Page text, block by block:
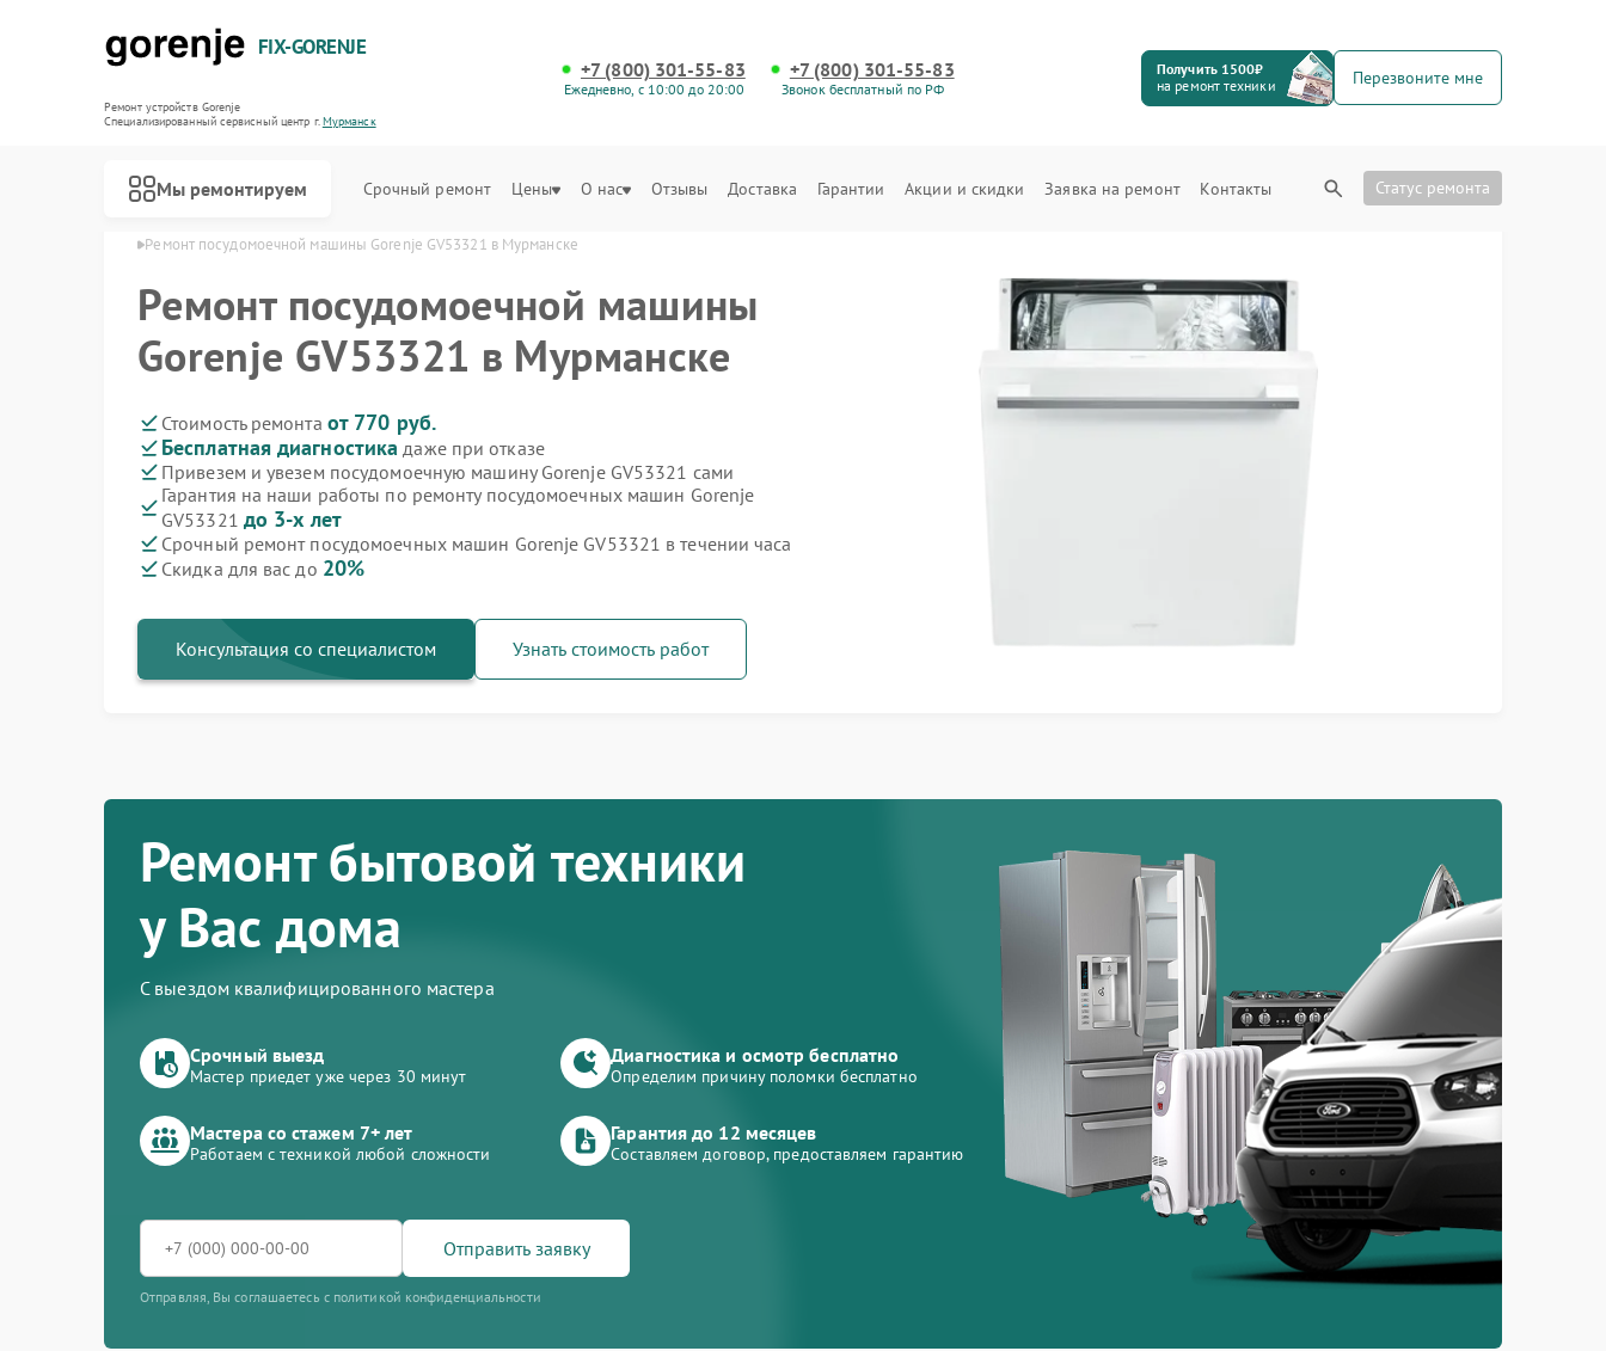
FIX-GORENJE
Ремонт устройств Gorenje
Специализированный cервисный центр г.Мурманск
+7 (800) 301-55-83
Ежедневно, с 10:00 до 20:00
+7 (800) 301-55-83
Звонок бесплатный по РФ
Получить 1500₽
на ремонт техники
Перезвоните мне
Мы ремонтируем Срочный ремонт Цены О нас Отзывы Доставка Гарантии Акции и скидки Заявка на ремонт Контакты Статус ремонта
в Мурманске Ремонт посудомоечной машины Gorenje GV53321 в Мурманске
Ремонт посудомоечной машины
Gorenje GV53321 в Мурманске
Стоимость ремонта от 770 руб.
Бесплатная диагностика даже при отказе
Привезем и увезем посудомоечную машину Gorenje GV53321 сами
Гарантия на наши работы по ремонту посудомоечных машин Gorenje
GV53321 до 3-х лет
Срочный ремонт посудомоечных машин Gorenje GV53321 в течении часа
Скидка для вас до 20%
Консультация со специалистом Узнать стоимость работ
Ремонт бытовой техники
у Вас дома
С выездом квалифицированного мастера
Срочный выезд
Мастер приедет уже через 30 минут
Диагностика и осмотр бесплатно
Определим причину поломки бесплатно
Мастера со стажем 7+ лет
Работаем с техникой любой сложности
Гарантия до 12 месяцев
Составляем договор, предоставляем гарантию
Отправить заявку
Отправляя, Вы соглашаетесь с политикой конфиденциальности